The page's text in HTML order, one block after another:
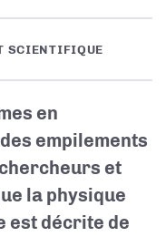
SCIENTIFIQUE
en
empilements
et
la physique
est décrite de